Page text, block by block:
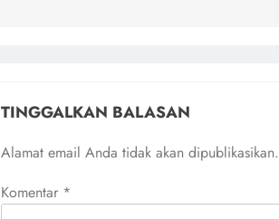
TINGGALKAN BALASAN
Alamat email Anda tidak akan dipublikasikan.
Komentar *